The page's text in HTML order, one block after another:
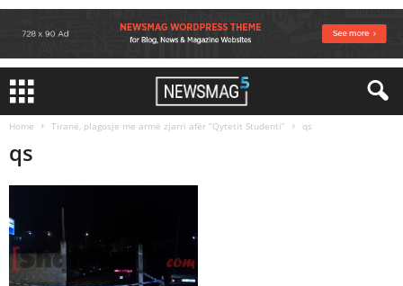
Home Tiranë, plagosje me armë zjarri afër “Qytetit Studenti” qs
qs